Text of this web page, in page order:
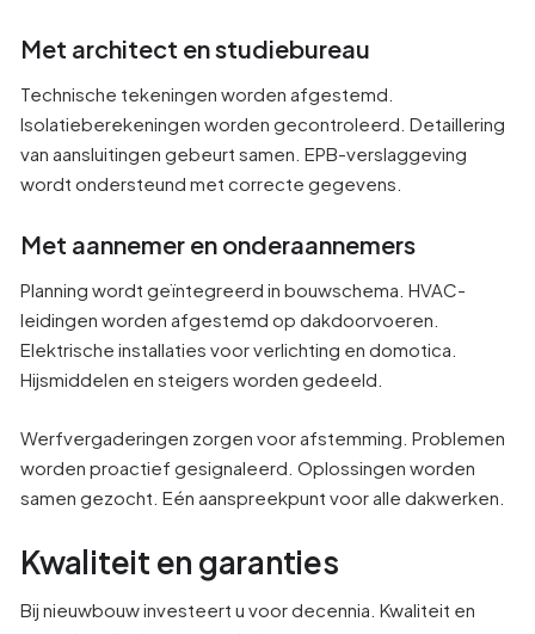
Met architect en studiebureau
Technische tekeningen worden afgestemd.
Isolatieberekeningen worden gecontroleerd. Detaillering
van aansluitingen gebeurt samen. EPB-verslaggeving
wordt ondersteund met correcte gegevens.
Met aannemer en onderaannemers
Planning wordt geïntegreerd in bouwschema. HVAC-
leidingen worden afgestemd op dakdoorvoeren.
Elektrische installaties voor verlichting en domotica.
Hijsmiddelen en steigers worden gedeeld.
Werfvergaderingen zorgen voor afstemming. Problemen
worden proactief gesignaleerd. Oplossingen worden
samen gezocht. Eén aanspreekpunt voor alle dakwerken.
Kwaliteit en garanties
Bij nieuwbouw investeert u voor decennia. Kwaliteit en